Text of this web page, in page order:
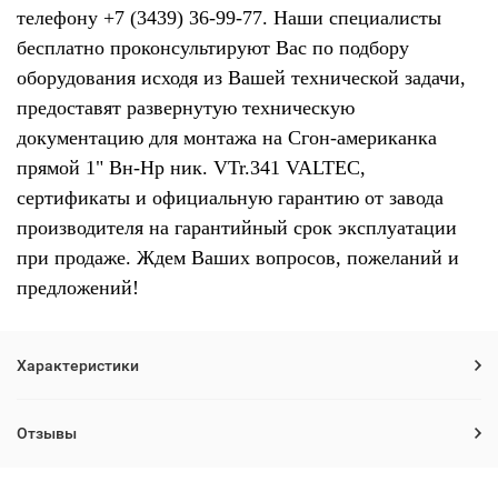
телефону +7 (3439) 36-99-77. Наши специалисты
бесплатно проконсультируют Вас по подбору
оборудования исходя из Вашей технической задачи,
предоставят развернутую техническую
документацию для монтажа на Сгон-американка
прямой 1" Вн-Нр ник. VTr.341 VALTEC,
сертификаты и официальную гарантию от завода
производителя на гарантийный срок эксплуатации
при продаже. Ждем Ваших вопросов, пожеланий и
предложений!
Характеристики
Отзывы